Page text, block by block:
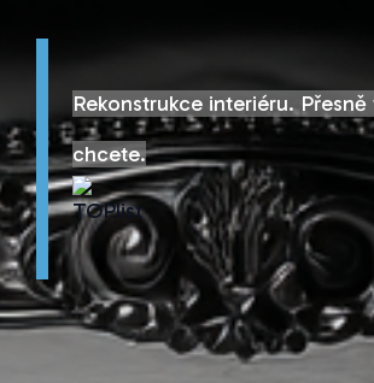
Rekonstrukce interiéru. Přesně
chcete.